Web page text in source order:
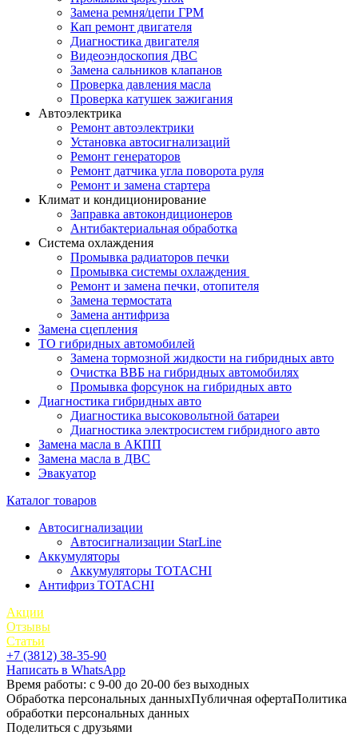
Замена ремня/цепи ГРМ
Кап ремонт двигателя
Диагностика двигателя
Видеоэндоскопия ДВС
Замена сальников клапанов
Проверка давления масла
Проверка катушек зажигания
Автоэлектрика
Ремонт автоэлектрики
Установка автосигнализаций
Ремонт генераторов
Ремонт датчика угла поворота руля
Ремонт и замена стартера
Климат и кондиционирование
Заправка автокондиционеров
Антибактериальная обработка
Система охлаждения
Промывка радиаторов печки
Промывка системы охлаждения
Ремонт и замена печки, отопителя
Замена термостата
Замена антифриза
Замена сцепления
ТО гибридных автомобилей
Замена тормозной жидкости на гибридных авто
Очистка ВВБ на гибридных автомобилях
Промывка форсунок на гибридных авто
Диагностика гибридных авто
Диагностика высоковольтной батареи
Диагностика электросистем гибридного авто
Замена масла в АКПП
Замена масла в ДВС
Эвакуатор
Каталог товаров
Автосигнализации
Автосигнализации StarLine
Аккумуляторы
Аккумуляторы TOTACHI
Антифриз TOTACHI
Акции
Отзывы
Статьи
+7 (3812) 38-35-90
Написать в WhatsApp
Время работы: с 9-00 до 20-00 без выходных
Обработка персональных данныхПубличная офертаПолитика
обработки персональных данных
Поделиться с друзьями